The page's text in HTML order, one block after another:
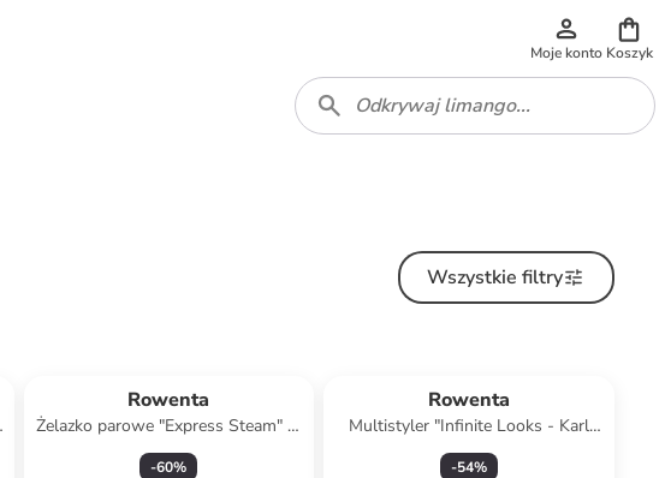
Moje konto Koszyk
Wszystkie filtry
Rowenta
Żelazko parowe "Express Steam" w
kolorze niebiesko-szarym
-60%
Rowenta
Multistyler "Infinite Looks - Karl
Lagerfeld" w kolorze czarnym
-54%